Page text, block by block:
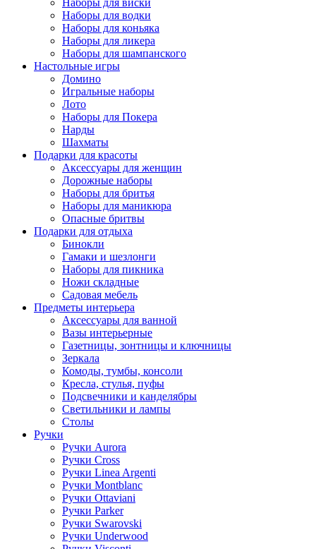
Наборы для виски
Наборы для водки
Наборы для коньяка
Наборы для ликера
Наборы для шампанского
Настольные игры
Домино
Игральные наборы
Лото
Наборы для Покера
Нарды
Шахматы
Подарки для красоты
Аксессуары для женщин
Дорожные наборы
Наборы для бритья
Наборы для маникюра
Опасные бритвы
Подарки для отдыха
Бинокли
Гамаки и шезлонги
Наборы для пикника
Ножи складные
Садовая мебель
Предметы интерьера
Аксессуары для ванной
Вазы интерьерные
Газетницы, зонтницы и ключницы
Зеркала
Комоды, тумбы, консоли
Кресла, стулья, пуфы
Подсвечники и канделябры
Светильники и лампы
Столы
Ручки
Ручки Aurora
Ручки Cross
Ручки Linea Argenti
Ручки Montblanc
Ручки Ottaviani
Ручки Parker
Ручки Swarovski
Ручки Underwood